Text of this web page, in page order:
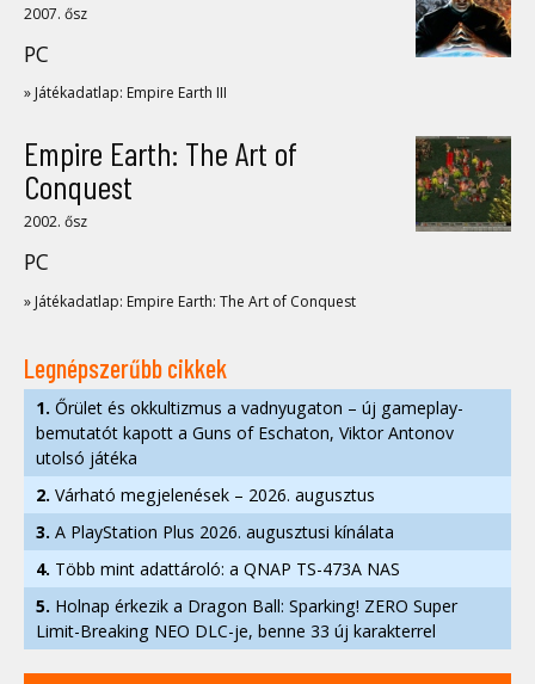
2007. ősz
PC
» Játékadatlap: Empire Earth III
Empire Earth: The Art of
Conquest
2002. ősz
PC
» Játékadatlap: Empire Earth: The Art of Conquest
Legnépszerűbb cikkek
1. Őrület és okkultizmus a vadnyugaton – új gameplay-
bemutatót kapott a Guns of Eschaton, Viktor Antonov
utolsó játéka
2. Várható megjelenések – 2026. augusztus
3. A PlayStation Plus 2026. augusztusi kínálata
4. Több mint adattároló: a QNAP TS-473A NAS
5. Holnap érkezik a Dragon Ball: Sparking! ZERO Super
Limit-Breaking NEO DLC-je, benne 33 új karakterrel